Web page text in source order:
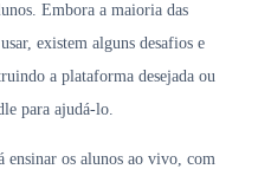
Embora a maioria das
existem alguns desafios e
a plataforma desejada ou
para ajudá-lo.
ensinar os alunos ao vivo, com